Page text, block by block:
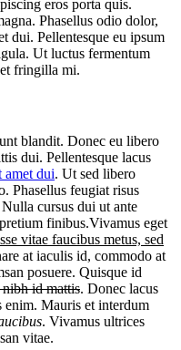
eros porta quis.
Phasellus odio dolor,
dui. Pellentesque eu ipsum
Ut luctus fermentum
fringilla mi.
blandit. Donec eu libero
dui. Pellentesque lacus
amet dui. Ut sed libero
Phasellus feugiat risus
cursus dui ut ante
finibus.Vivamus eget
vitae faucibus metus, sed
at iaculis id, commodo at
posuere. Quisque id
id mattis. Donec lacus
enim. Mauris et interdum
. Vivamus ultrices
vitae.